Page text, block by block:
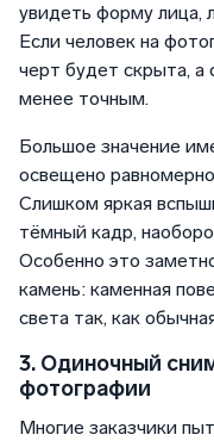
увидеть форму лица,
Если человек на
черт будет скрыта, а
менее точным.
Большое значение
освещено
Слишком яркая
тёмный кадр,
Особенно это
камень: каменная
света так, как
3. Одиночный
фотографии
Многие заказчики